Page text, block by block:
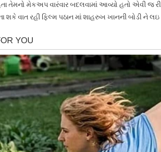
મેકઅપ વારંવાર બદલવામાં આવ્યો હતો એવી જ
વાત રહી ફિલ્મ પઠાન માં શાહરુખ ખાનની બોડી ને